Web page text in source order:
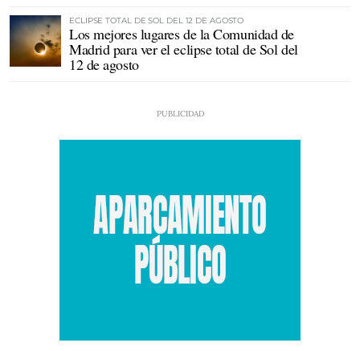
ECLIPSE TOTAL DE SOL DEL 12 DE AGOSTO
Los mejores lugares de la Comunidad de
Madrid para ver el eclipse total de Sol del
12 de agosto